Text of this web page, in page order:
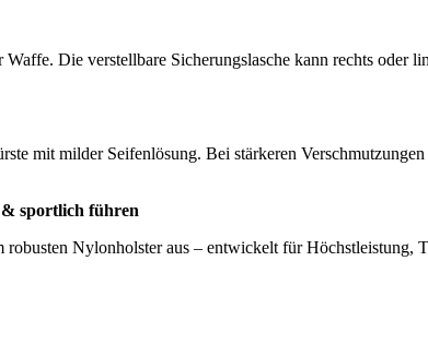
Die verstellbare Sicherungslasche kann rechts
mit milder Seifenlösung. Bei stärkeren
& sportlich führen
Nylonholster aus – entwickelt für Höchstleistung,